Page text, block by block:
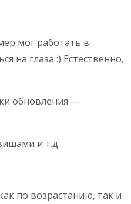
мог работать в
на глаза :) Естественно,
обновления —
и т.д.
по возрастанию, так и